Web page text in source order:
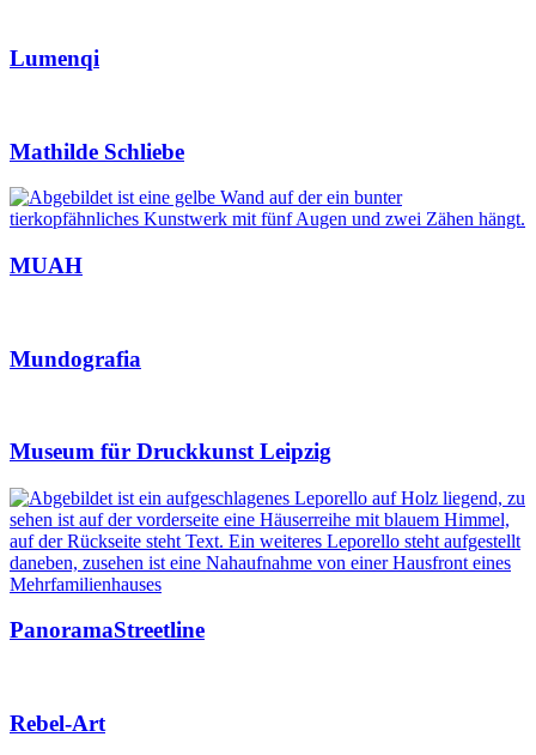
Lumenqi
Mathilde Schliebe
MUAH
Mundografia
Museum für Druckkunst Leipzig
PanoramaStreetline
Rebel-Art